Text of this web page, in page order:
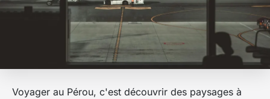
Voyager au Pérou, c'est découvrir des paysages à